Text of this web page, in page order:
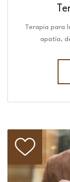
Terapia para
apatía,